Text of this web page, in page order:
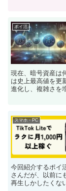
ポイ活
現在、暗号資産は
は史上最高値を更
進化し、複雑さを
スマホ・PC
今回紹介するポイ
さんだが、以前に
再生しかしたくな